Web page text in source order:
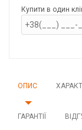
Купити в один
ОПИС
ГАРАНТІЇ